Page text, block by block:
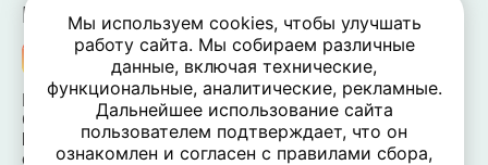
Мы в соцсетях
NEWJOB.BY 🐝 2024 - 2026 | Все права защищены
ООО «Атамантия» | УНП 693331617
Беларусь, Минская обл., Минский р-н, Новодворский
c/c,
Мы используем cookies, чтобы улучшать
работу сайта. Мы собираем различные
данные, включая технические,
функциональные, аналитические, рекламные.
Дальнейшее использование сайта
пользователем подтверждает, что он
ознакомлен и согласен с правилами сбора,